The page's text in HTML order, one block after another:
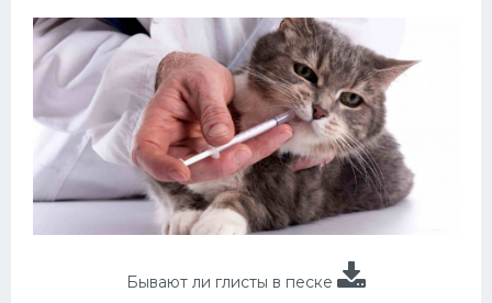
Бывают ли глисты в песке